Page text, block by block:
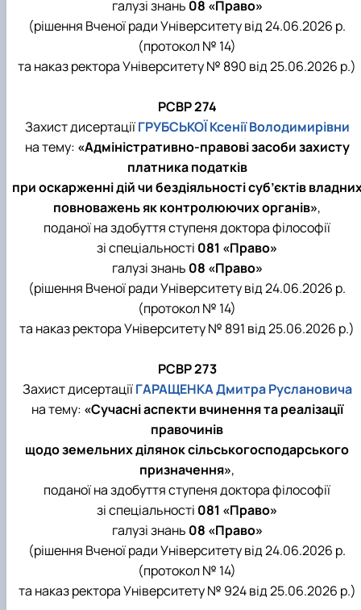
галузі знань 08 «Право»
(рішення Вченої ради Університету від 24.06.2026 р.
(протокол № 14)
та наказ ректора Університету № 890 від 25.06.2026 р.)
РСВР 274
Захист дисертаціїГРУБСЬКОЇ Ксенії Володимирівни
на тему: «Адміністративно-правові засоби захисту
платника податків
при оскарженні дій чи бездіяльності суб’єктів
повноважень як контролюючих органів»,
поданої на здобуття ступеня доктора філософії
зі спеціальності 081 «Право»
галузі знань 08 «Право»
(рішення Вченої ради Університету від 24.06.2026 р.
(протокол № 14)
та наказ ректора Університету № 891 від 25.06.2026 р.)
РСВР 273
Захист дисертації ГАРАЩЕНКА Дмитра Руслановича
на тему: «Сучасні аспекти вчинення та реалізації
правочинів
щодо земельних ділянок сільськогосподарського
призначення»,
поданої на здобуття ступеня доктора філософії
зі спеціальності 081 «Право»
галузі знань 08 «Право»
(рішення Вченої ради Університету від 24.06.2026 р.
(протокол № 14)
та наказ ректора Університету № 924 від 25.06.2026 р.)